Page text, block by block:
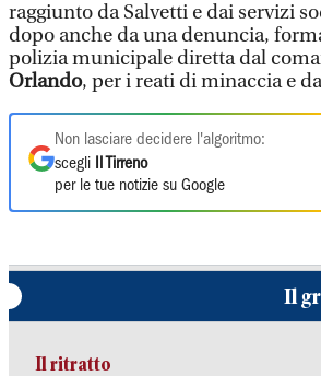
raggiunto da Salvetti e dai servizi
dopo anche da una denuncia,
polizia municipale diretta dal
Orlando, per i reati di minaccia e
Non lasciare decidere l'algoritmo:
scegli
Il Tirreno
per le tue notizie su Google
Il
Il ritratto